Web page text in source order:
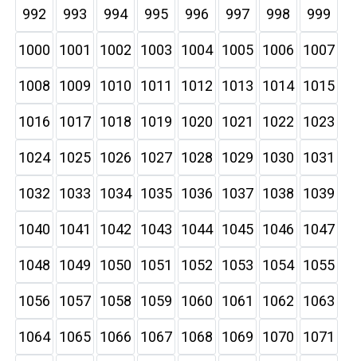
992 993 994 995 996 997 998 999
1000 1001 1002 1003 1004 1005 1006 1007
1008 1009 1010 1011 1012 1013 1014 1015
1016 1017 1018 1019 1020 1021 1022 1023
1024 1025 1026 1027 1028 1029 1030 1031
1032 1033 1034 1035 1036 1037 1038 1039
1040 1041 1042 1043 1044 1045 1046 1047
1048 1049 1050 1051 1052 1053 1054 1055
1056 1057 1058 1059 1060 1061 1062 1063
1064 1065 1066 1067 1068 1069 1070 1071